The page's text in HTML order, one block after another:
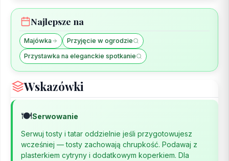
Najlepsze na
Majówka
Przyjęcie w ogrodzie
Przystawka na eleganckie spotkanie
Wskazówki
🍽️Serwowanie
Serwuj tosty i tatar oddzielnie jeśli przygotowujesz
wcześniej — tosty zachowają chrupkość. Podawaj z
plasterkiem cytryny i dodatkowym koperkiem. Dla